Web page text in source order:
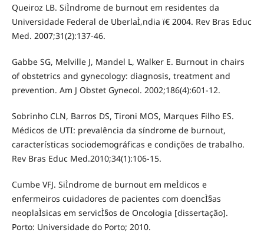
Queiroz LB. SiÌndrome de burnout em residentes da
Universidade Federal de UberlaÌ‚ndia ï€­ 2004. Rev Bras Educ
Med. 2007;31(2):137-46.
Gabbe SG, Melville J, Mandel L, Walker E. Burnout in chairs
of obstetrics and gynecology: diagnosis, treatment and
prevention. Am J Obstet Gynecol. 2002;186(4):601-12.
Sobrinho CLN, Barros DS, Tironi MOS, Marques Filho ES.
Médicos de UTI: prevalência da síndrome de burnout,
características sociodemográficas e condições de trabalho.
Rev Bras Educ Med.2010;34(1):106-15.
Cumbe VFJ. SiÌndrome de burnout em meÌdicos e
enfermeiros cuidadores de pacientes com doencÌ§as
neoplaÌsicas em servicÌ§os de Oncologia [dissertação].
Porto: Universidade do Porto; 2010.